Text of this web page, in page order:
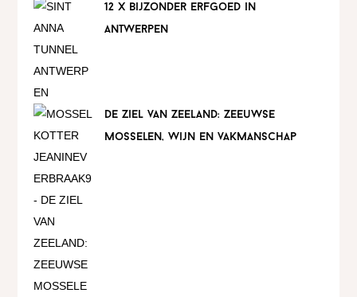
12 x bijzonder erfgoed in
antwerpen
de ziel van zeeland: zeeuwse
mosselen, wijn en vakmanschap